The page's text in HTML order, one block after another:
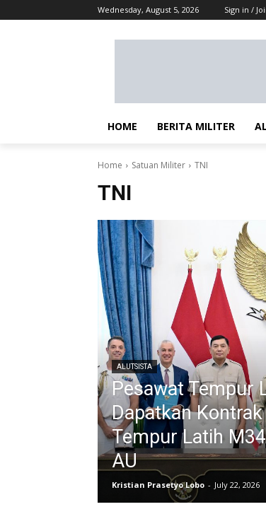
Wednesday, August 5, 2026 Sign in /
HOME BERITA MILITER
Home Satuan Militer TNI
TNI
ALUTSISTA
Pesawat Tempur
Dapatkan
Tempur Latih
AU
Kristian Prasetyo Lobo - July 22, 2026